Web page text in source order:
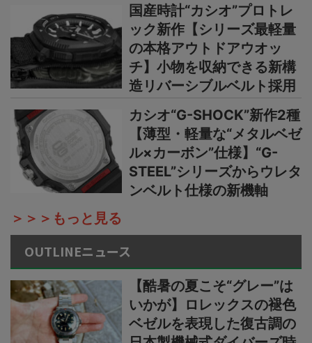
国産時計“カシオ”プロトレ
ック新作【シリーズ最軽量
の本格アウトドアウオッ
チ】小物を収納できる新構
造リバーシブルベルト採用
カシオ“G-SHOCK”新作2種
【薄型・軽量な“メタルベゼ
ル×カーボン”仕様】“G-
STEEL”シリーズからウレタ
ンベルト仕様の新機軸
＞＞＞もっと見る
OUTLINEニュース
【酷暑の夏こそ“グレー”は
いかが】ロレックスの褪色
ベゼルを表現した復古調の